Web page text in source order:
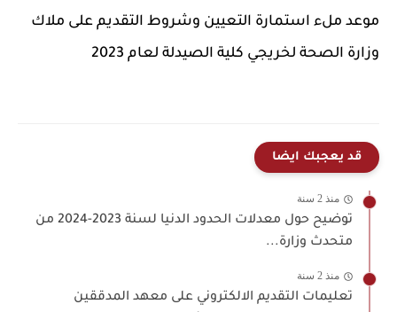
موعد ملء استمارة التعيين وشروط التقديم على ملاك
وزارة الصحة لخريجي كلية الصيدلة لعام 2023
قد يعجبك ايضا
منذ 2 سنة
توضيح حول معدلات الحدود الدنيا لسنة 2023-2024 من
متحدث وزارة...
منذ 2 سنة
تعليمات التقديم الالكتروني على معهد المدققين